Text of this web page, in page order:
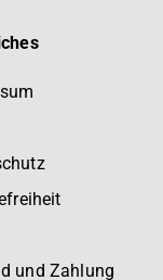
und Zahlung